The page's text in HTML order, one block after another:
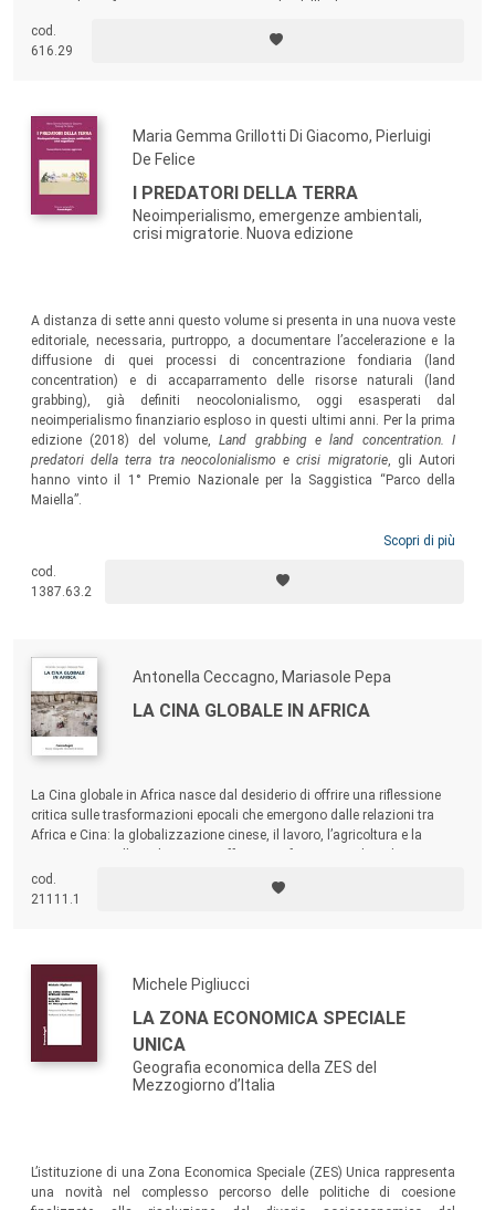
Novecento. La dimensione più ampia di quella aziendale,
tradizionalmente adottata, consente di aprire il caso toscano a
cod.
616.29
Maria Gemma Grillotti Di Giacomo, Pierluigi
De Felice
I PREDATORI DELLA TERRA
Neoimperialismo, emergenze ambientali,
crisi migratorie. Nuova edizione
A distanza di sette anni questo volume si presenta in una nuova veste
editoriale, necessaria, purtroppo, a documentare l’accelerazione e la
diffusione di quei processi di concentrazione fondiaria (land
concentration) e di accaparramento delle risorse naturali (land
grabbing), già definiti neocolonialismo, oggi esasperati dal
neoimperialismo finanziario esploso in questi ultimi anni. Per la prima
edizione (2018) del volume,Land grabbing e land concentration. I
predatori della terra tra neocolonialismo e crisi migratorie, gli Autori
hanno vinto il 1° Premio Nazionale per la Saggistica “Parco della
Maiella”.
Scopri di più
cod.
1387.63.2
Antonella Ceccagno, Mariasole Pepa
LA CINA GLOBALE IN AFRICA
La Cina globale in Africa nasce dal desiderio di offrire una riflessione
critica sulle trasformazioni epocali che emergono dalle relazioni tra
Africa e Cina: la globalizzazione cinese, il lavoro, l’agricoltura e la
di resistenza, mettendo in luce l’agency degli attori africani.
cod.
21111.1
Michele Pigliucci
LA ZONA ECONOMICA SPECIALE
UNICA
Geografia economica della ZES del
Mezzogiorno d’Italia
L’istituzione di una Zona Economica Speciale (ZES) Unica rappresenta
una novità nel complesso percorso delle politiche di coesione